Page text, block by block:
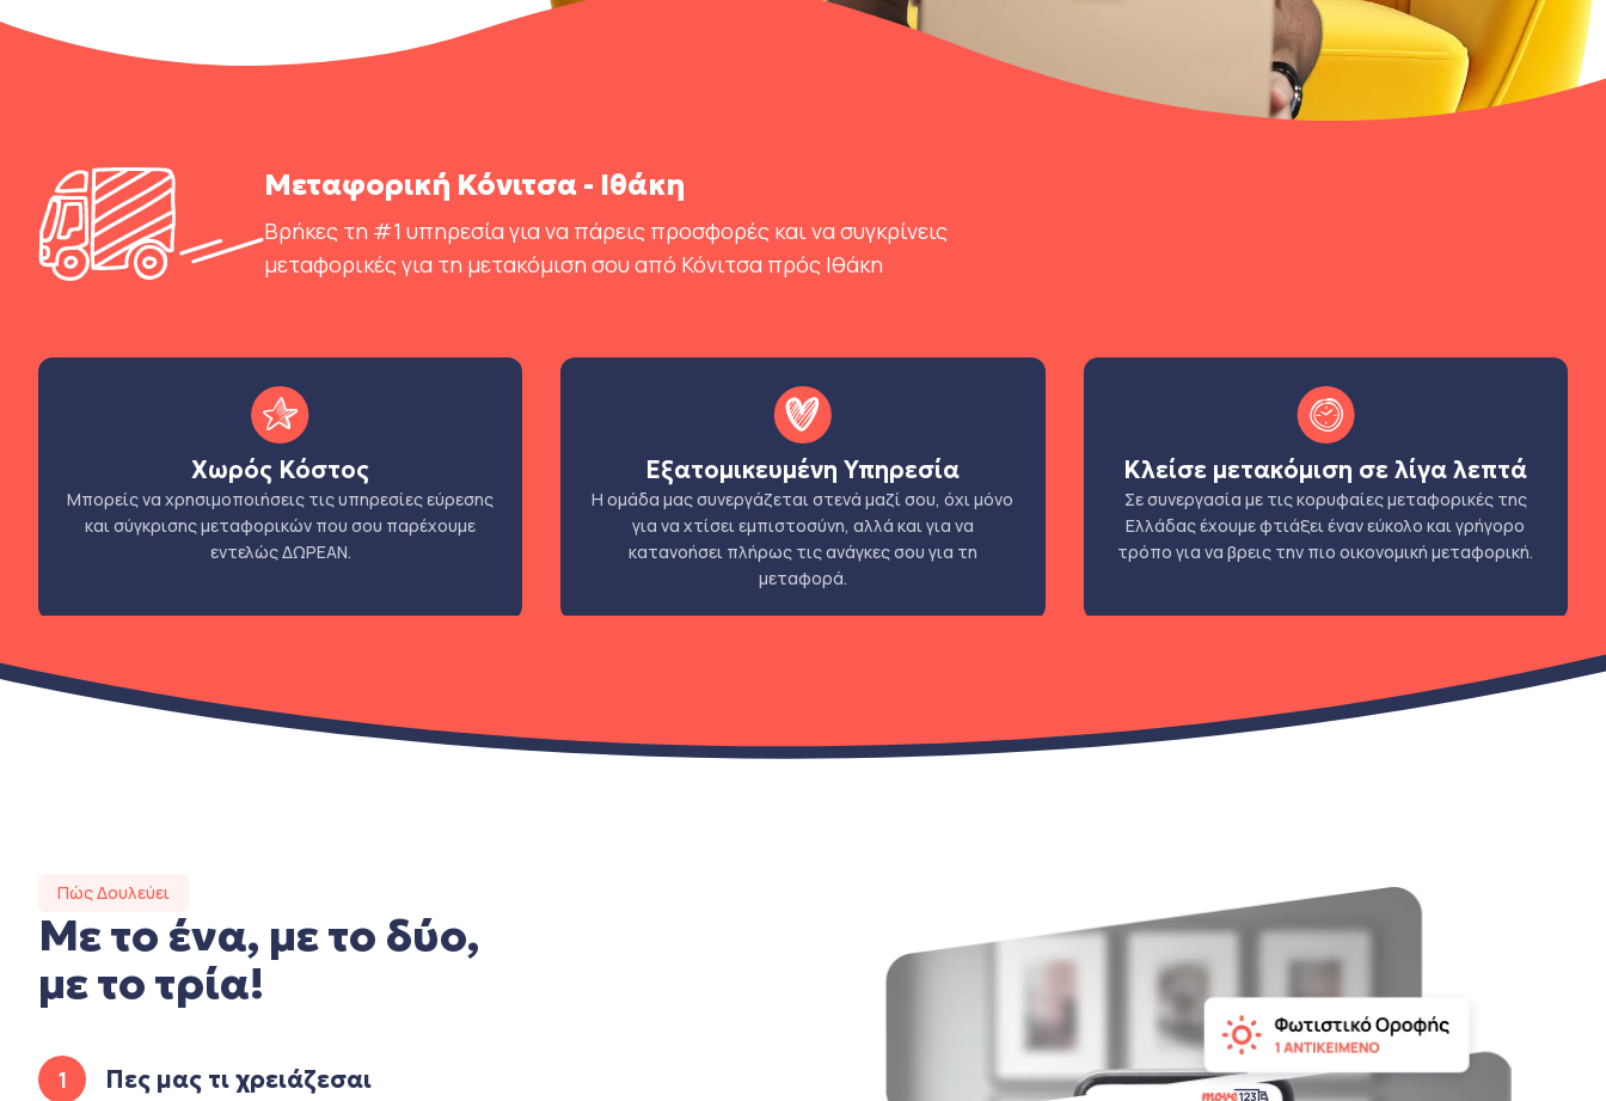
Μεταφορική Κόνιτσα - Ιθάκη
Βρήκες τη #1 υπηρεσία για να πάρεις προσφορές και να συγκρίνεις
μεταφορικές για τη μετακόμιση σου από Κόνιτσα πρός Ιθάκη
Χωρός Κόστος
Μπορείς να χρησιμοποιήσεις τις υπηρεσίες εύρεσης
και σύγκρισης μεταφορικών που σου παρέχουμε
εντελώς ΔΩΡΕΑΝ.
Εξατομικευμένη Υπηρεσία
Η ομάδα μας συνεργάζεται στενά μαζί σου, όχι μόνο
για να χτίσει εμπιστοσύνη, αλλά και για να
κατανοήσει πλήρως τις ανάγκες σου για τη
μεταφορά.
Κλείσε μετακόμιση σε λίγα λεπτά
Σε συνεργασία με τις κορυφαίες μεταφορικές της
Ελλάδας έχουμε φτιάξει έναν εύκολο και γρήγορο
τρόπο για να βρεις την πιο οικονομική μεταφορική.
Πώς Δουλεύει
Με το ένα, με το δύο,
με το τρία!
1 Πες μας τι χρειάζεσαι